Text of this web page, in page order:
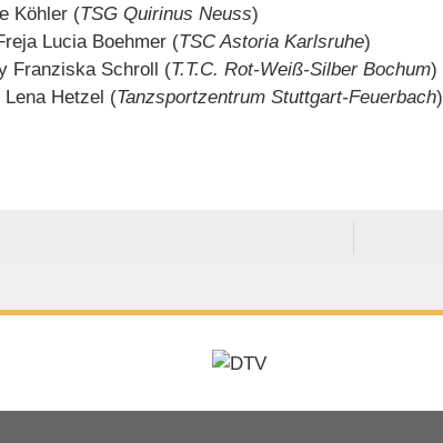
Köhler (TSG Quirinus Neuss)
Lucia Boehmer (TSC Astoria Karlsruhe)
Franziska Schroll (T.T.C. Rot-Weiß-Silber Bochum)
Hetzel (Tanzsportzentrum Stuttgart-Feuerbach)